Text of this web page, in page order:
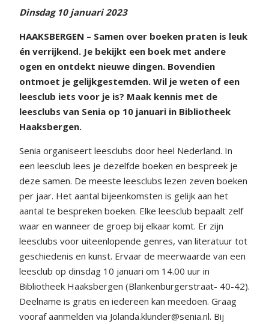
Dinsdag 10 januari 2023
HAAKSBERGEN – Samen over boeken praten is leuk
én verrijkend. Je bekijkt een boek met andere
ogen en ontdekt nieuwe dingen. Bovendien
ontmoet je gelijkgestemden. Wil je weten of een
leesclub iets voor je is? Maak kennis met de
leesclubs van Senia op 10 januari in Bibliotheek
Haaksbergen.
Senia organiseert leesclubs door heel Nederland. In
een leesclub lees je dezelfde boeken en bespreek je
deze samen. De meeste leesclubs lezen zeven boeken
per jaar. Het aantal bijeenkomsten is gelijk aan het
aantal te bespreken boeken. Elke leesclub bepaalt zelf
waar en wanneer de groep bij elkaar komt. Er zijn
leesclubs voor uiteenlopende genres, van literatuur tot
geschiedenis en kunst. Ervaar de meerwaarde van een
leesclub op dinsdag 10 januari om 14.00 uur in
Bibliotheek Haaksbergen (Blankenburgerstraat- 40-42).
Deelname is gratis en iedereen kan meedoen. Graag
vooraf aanmelden via Jolanda.klunder@senia.nl. Bij